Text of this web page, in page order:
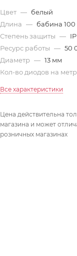
Цвет — белый
Длина — бабина 100
Степень защиты —
Ресурс работы — 50
Диаметр — 13 мм
Кол-во диодов на метр
Все характеристики
Цена действительна
магазина и может
розничных магазинах